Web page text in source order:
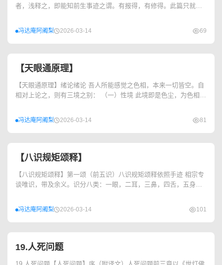
者，浅释之，即能知前生事迹之谓。有报得，有修得。此篇只就报
冯达庵阿阇梨 2026-03-14 69
【天眼通原理】
【天眼通原理】绪论绪论 吾人所能感觉之色相，本来一切皆空。自
相对上论之，则有三境之别： （一）性境 此境即是色尘，为色相中
冯达庵阿阇梨 2026-03-14 81
【八识规矩颂释】
【八识规矩颂释】第一颂（前五识）八识规矩颂释依照手迹 相宗专
谈唯识，带及余义。识分八类：一眼，二耳，三鼻，四舌，五身，
冯达庵阿阇梨 2026-03-14 101
19.人死问题